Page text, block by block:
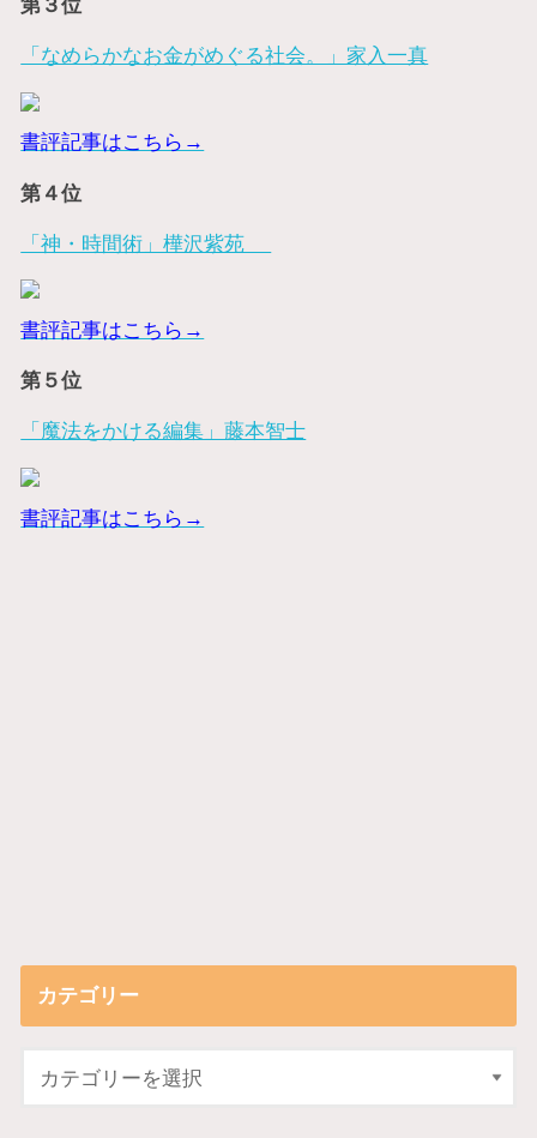
「なめらかなお金がめぐる社会。」家入一真
書評記事はこちら→
第４位
「神・時間術」樺沢紫苑
書評記事はこちら→
第５位
「魔法をかける編集」藤本智士
書評記事はこちら→
カテゴリー